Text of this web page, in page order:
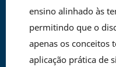
ensino alinhado às
permitindo que o
apenas os conceitos
aplicação prática de